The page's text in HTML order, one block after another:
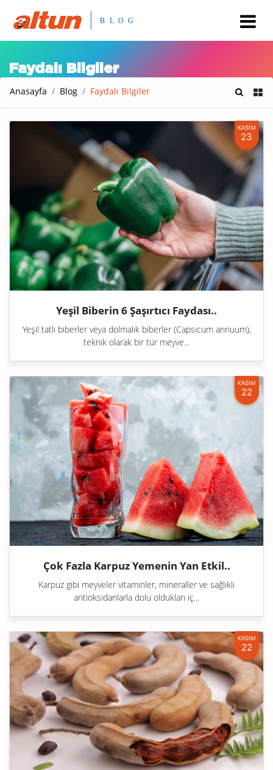
Faydalı Bilgiler
Anasayfa Blog Faydalı Bilgiler
KASIM
23
Yeşil Biberin 6 Şaşırtıcı Faydası..
Yeşil tatlı biberler veya dolmalık biberler (Capsicum annuum),
teknik olarak bir tür meyve...
KASIM
22
Çok Fazla Karpuz Yemenin Yan Etkil..
Karpuz gibi meyveler vitaminler, mineraller ve sağlıklı
antioksidanlarla dolu oldukları iç...
KASIM
22